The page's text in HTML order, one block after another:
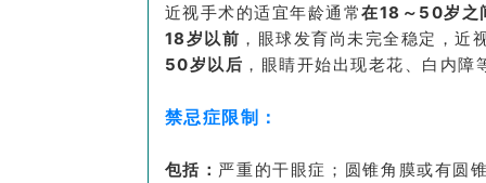
近视手术的适宜年龄通常在18～50岁之
18岁以前 ，眼球发育尚未完全稳定，近
50岁以后 ，眼睛开始出现老花、白内
禁忌症限制：
包括： 严重的干眼症；圆锥角膜或有圆